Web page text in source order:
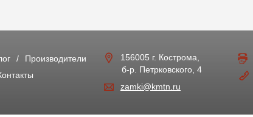
Производители
156005 г. Кострома,
б-р. Петрковского, 4
zamki@kmtn.ru